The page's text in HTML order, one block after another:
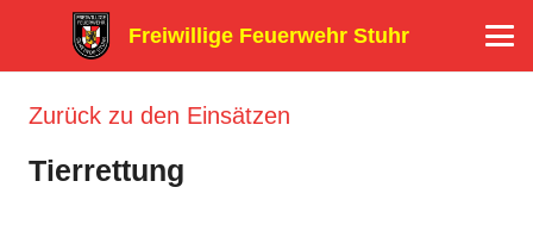
Freiwillige Feuerwehr Stuhr
Zurück zu den Einsätzen
Tierrettung